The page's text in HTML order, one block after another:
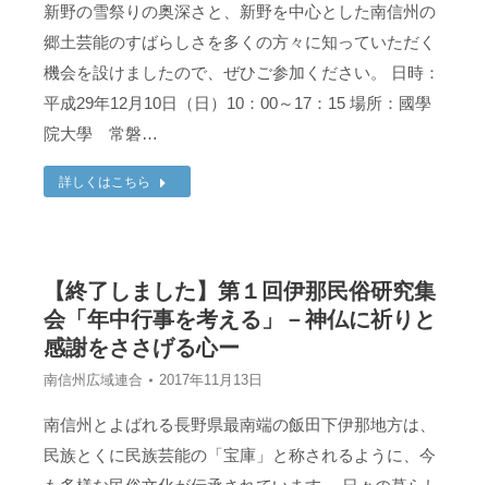
新野の雪祭りの奥深さと、新野を中心とした南信州の
郷土芸能のすばらしさを多くの方々に知っていただく
機会を設けましたので、ぜひご参加ください。 日時：
平成29年12月10日（日）10：00～17：15 場所：國學
院大學 常磐…
詳しくはこちら
【終了しました】第１回伊那民俗研究集
会「年中行事を考える」－神仏に祈りと
感謝をささげる心ー
南信州広域連合 2017年11月13日
南信州とよばれる長野県最南端の飯田下伊那地方は、
民族とくに民族芸能の「宝庫」と称されるように、今